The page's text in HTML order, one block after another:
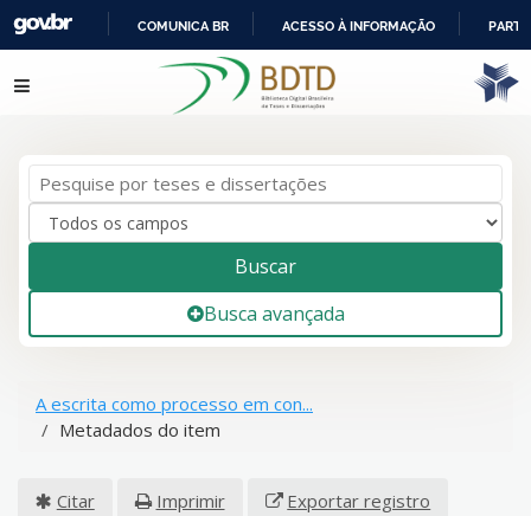
IR
PARA
COMUNICA BR ACESSO À INFORMAÇÃO
Pular para o conteúdo
Buscar
Busca avançada
A escrita como processo em con...
Metadados do item
Citar Imprimir Exportar registro